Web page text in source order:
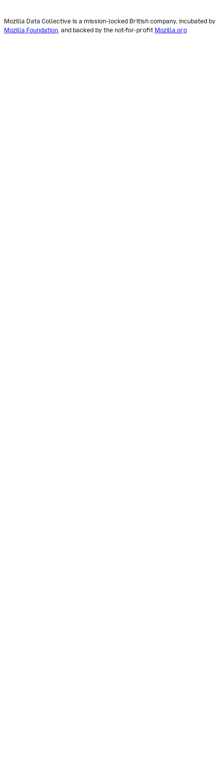
Mozilla Data Collective is a mission-locked British company, incubated by
Mozilla Foundation, and backed by the not-for-profit Mozilla.org